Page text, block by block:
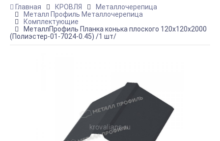
Главная КРОВЛЯ
Металлочерепица
Металл Профиль Металлочерепица
Комплектующие
МеталлПрофиль Планка конька плоского 120х120х2000
(Полиэстер-01-7024-0.45) /1 шт/